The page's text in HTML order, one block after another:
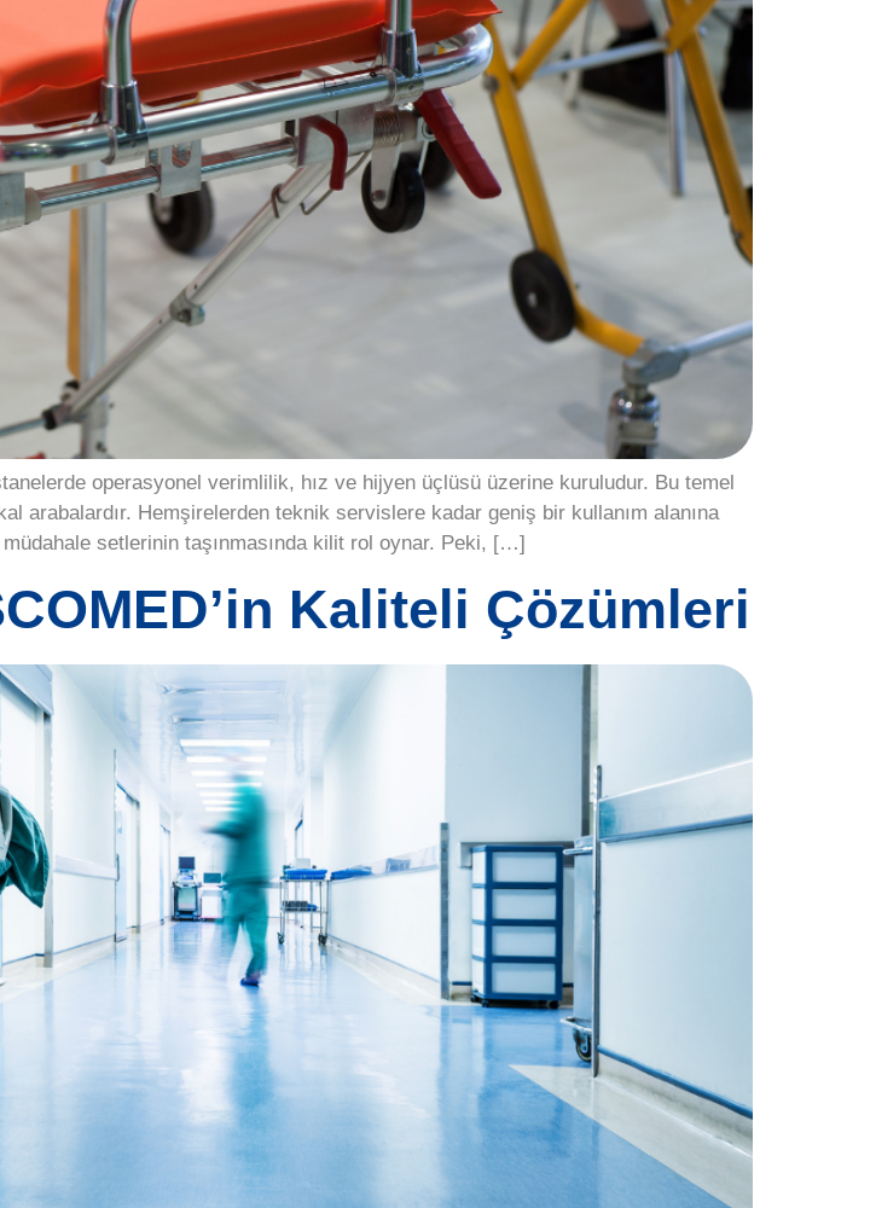
operasyonel verimlilik, hız ve hijyen üçlüsü üzerine kuruludur. Bu temel
arabalardır. Hemşirelerden teknik servislere kadar geniş bir kullanım alanına
setlerinin taşınmasında kilit rol oynar. Peki, […]
Kaliteli Çözümleri